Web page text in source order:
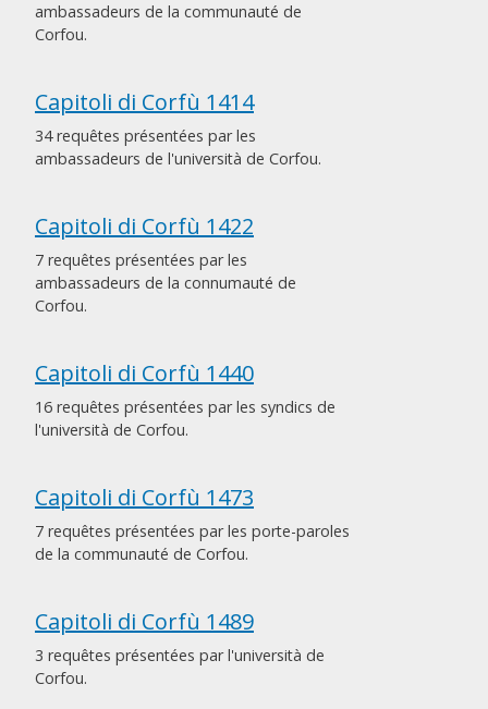
ambassadeurs de la communauté de
Corfou.
Capitoli di Corfù 1414
34 requêtes présentées par les
ambassadeurs de l'università de Corfou.
Capitoli di Corfù 1422
7 requêtes présentées par les
ambassadeurs de la connumauté de
Corfou.
Capitoli di Corfù 1440
16 requêtes présentées par les syndics de
l'università de Corfou.
Capitoli di Corfù 1473
7 requêtes présentées par les porte-paroles
de la communauté de Corfou.
Capitoli di Corfù 1489
3 requêtes présentées par l'università de
Corfou.